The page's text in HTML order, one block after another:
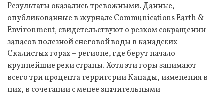
Результаты оказались тревожными. Данные,
опубликованные в журнале Communications Earth &
Environment, свидетельствуют о резком сокращении
запасов полезной снеговой воды в канадских
Скалистых горах – регионе, где берут начало
крупнейшие реки страны. Хотя эти горы занимают
всего три процента территории Канады, изменения в
них, в сочетании с менее значительными